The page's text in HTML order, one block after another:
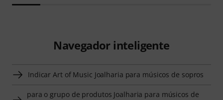
Navegador inteligente
Indicar Art of Music Joalharia para músicos de sopros
para o grupo de produtos Joalharia para músicos de